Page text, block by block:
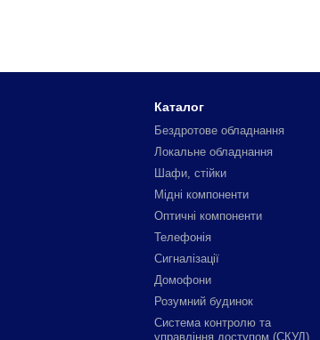
Каталог
Бездротове обладнання
Локальне обладнання
Шафи, стійки
Мідні компоненти
Оптичні компоненти
Телефонія
Сигналізації
Домофони
Розумний будинок
Система контролю та
управління доступом (СКУД)